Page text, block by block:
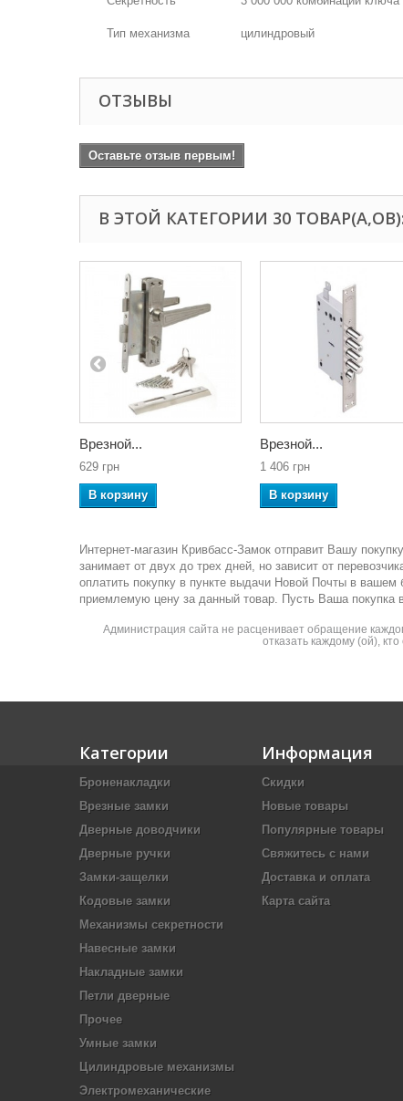
Тип механизма цилиндровый
ОТЗЫВЫ
Оставьте отзыв первым!
В ЭТОЙ КАТЕГОРИИ 30 ТОВАР(А,ОВ):
Врезной...
629 грн
В корзину
Врезной...
1 406 грн
В корзину
Интернет-магазин Кривбасс-Замок отправит Вашу
занимает от двух до трех дней, но зависит от
оплатить покупку в пункте выдачи Новой Почты в
приемлемую цену за данный товар. Пусть Ваша покупка
Администрация сайта не расценивает обращение
отказать каждому (ой),
Категории
Броненакладки
Врезные замки
Дверные доводчики
Дверные ручки
Замки-защелки
Кодовые замки
Механизмы секретности
Навесные замки
Накладные замки
Петли дверные
Прочее
Умные замки
Цилиндровые механизмы
Электромеханические
Информация
Скидки
Новые товары
Популярные товары
Свяжитесь с нами
Доставка и оплата
Карта сайта